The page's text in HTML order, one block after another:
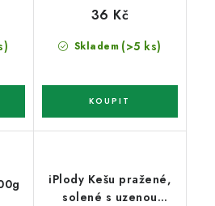
Skladem (>5 ks)
36 Kč
iPlody Kešu pražené,
solené s uzenou